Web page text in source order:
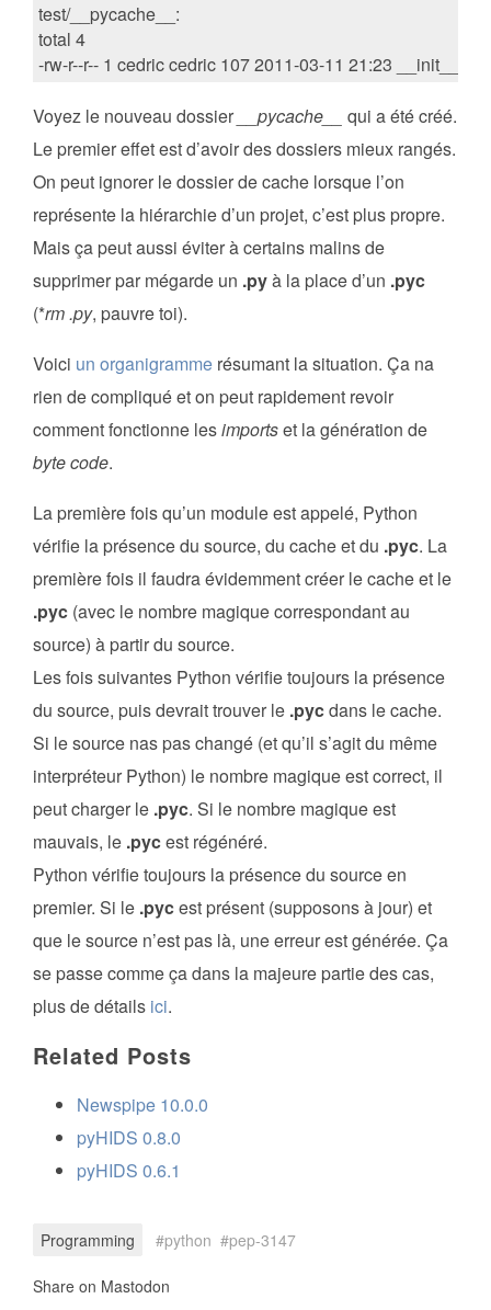
test/__pycache__:
total 4
Voyez le nouveau dossier __pycache__
qui a été créé.
Le premier effet est d’avoir des dossiers mieux rangés.
On peut ignorer le dossier de cache lorsque l’on
représente la hiérarchie d’un projet, c’est plus propre.
Mais ça peut aussi éviter à certains malins de
supprimer par mégarde un .pyà la place d’un .pyc
(*rm.py, pauvre toi).
Voici un organigramme résumant la situation. Ça na
rien de compliqué et on peut rapidement revoir
comment fonctionne lesimportset la génération de
byte code.
La première fois qu’un module est appelé, Python
vérifie la présence du source, du cache et du .pyc. La
première fois il faudra évidemment créer le cache et le
.pyc (avec le nombre magique correspondant au
source) à partir du source.
Les fois suivantes Python vérifie toujours la présence
du source, puis devrait trouver le .pycdans le cache.
Si le source nas pas changé (et qu’il s’agit du même
interpréteur Python) le nombre magique est correct, il
peut charger le .pyc. Si le nombre magique est
mauvais, le .pycest régénéré.
Python vérifie toujours la présence du source en
premier. Si le .pycest présent (supposons à jour) et
que le source n’est pas là, une erreur est générée. Ça
se passe comme ça dans la majeure partie des cas,
plus de détails ici.
Related Posts
Newspipe 10.0.0
pyHIDS 0.8.0
pyHIDS 0.6.1
Programming python pep-3147
Share on Mastodon